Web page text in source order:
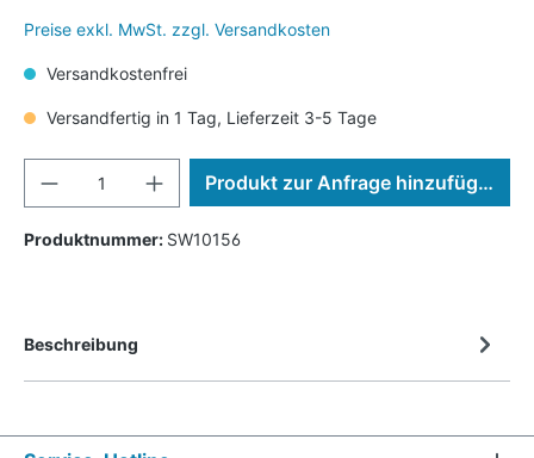
Preise exkl. MwSt. zzgl. Versandkosten
Versandkostenfrei
Versandfertig in 1 Tag, Lieferzeit 3-5 Tage
Produkt zur Anfrage hinzufügen
Produktnummer: SW10156
Beschreibung